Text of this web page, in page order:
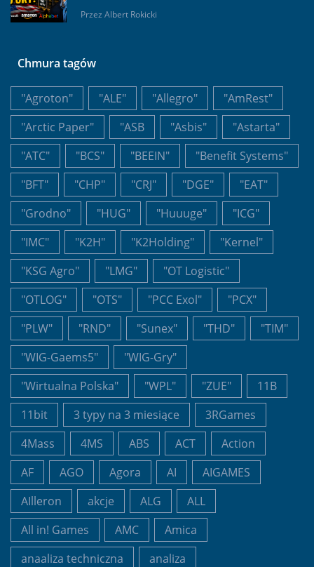
Przez Albert Rokicki
Chmura tagów
"Agroton" "ALE" "Allegro"
"AmRest"
"Arctic Paper"
"ASB "Asbis"
"Astarta"
"ATC"
"BCS" "BEEIN"
"Benefit Systems"
"BFT"
"CHP" "CRJ" "DGE"
"EAT"
"Grodno"
"HUG" "Huuuge"
"ICG"
"IMC"
"K2H" "K2Holding"
"Kernel"
"KSG Agro"
"LMG"
"OT Logistic"
"OTLOG"
"OTS" "PCC Exol"
"PCX"
"PLW"
"RND" "Sunex" "THD"
"TIM"
"WIG-Gaems5"
"WIG-Gry"
"Wirtualna Polska"
"WPL" "ZUE"
11B
11bit
3 typy na 3 miesiące
3RGames
4Mass
4MS ABS ACT
Action
AF
AGO Agora AI
AIGAMES
AIlleron
akcje ALG
ALL
All in! Games
AMC
Amica
anaaliza techniczna
analiza